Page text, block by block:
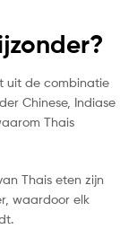
uit de combinatie
Chinese, Indiase
Thais
Thais eten zijn
waardoor elk